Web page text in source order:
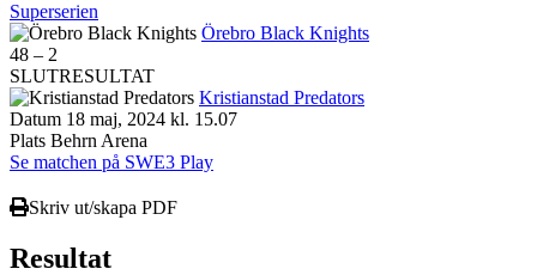
Superserien
Örebro Black Knights
48 – 2
SLUTRESULTAT
Kristianstad Predators
Datum 18 maj, 2024 kl. 15.07
Plats Behrn Arena
Se matchen på SWE3 Play
Skriv ut/skapa PDF
Resultat